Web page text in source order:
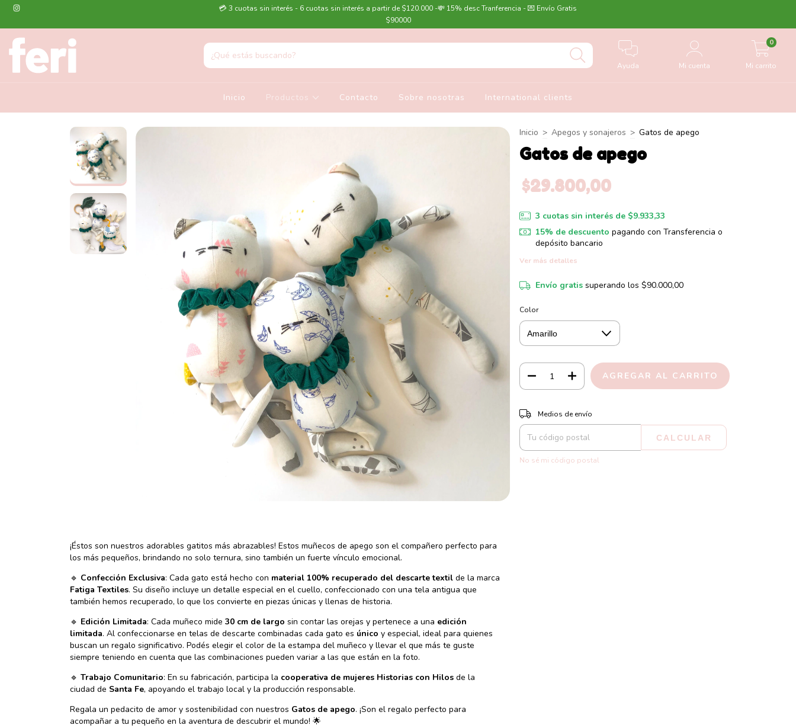
💳 3 cuotas sin interés - 6 cuotas sin interés a partir de $120.000 -💸 15% desc Tranferencia - 💌 Envío Gratis
$90000
Ayuda Mi cuenta Mi carrito
0
Inicio Productos Contacto Sobre nosotras International clients
¡Éstos son nuestros adorables gatitos más abrazables! Estos muñecos de apego son el compañero perfecto para
los más pequeños, brindando no solo ternura, sino también un fuerte vínculo emocional.
🔹 Confección Exclusiva: Cada gato está hecho con material 100% recuperado del descarte textil de la marca
Fatiga Textiles. Su diseño incluye un detalle especial en el cuello, confeccionado con una tela antigua que
también hemos recuperado, lo que los convierte en piezas únicas y llenas de historia.
🔹 Edición Limitada: Cada muñeco mide 30 cm de largo sin contar las orejas y pertenece a una edición
limitada. Al confeccionarse en telas de descarte combinadas cada gato es único y especial, ideal para quienes
buscan un regalo significativo. Podés elegir el color de la estampa del muñeco y llevar el que más te guste
siempre teniendo en cuenta que las combinaciones pueden variar a las que están en la foto.
🔹 Trabajo Comunitario: En su fabricación, participa la cooperativa de mujeres Historias con Hilos de la
ciudad de Santa Fe, apoyando el trabajo local y la producción responsable.
Regala un pedacito de amor y sostenibilidad con nuestros Gatos de apego. ¡Son el regalo perfecto para
acompañar a tu pequeño en la aventura de descubrir el mundo! 🌟
Inicio > Apegos y sonajeros > Gatos de apego
Gatos de apego
$29.800,00
3 cuotas sin interés de $9.933,33
15% de descuento pagando con Transferencia o
depósito bancario
Ver más detalles
Envío gratis superando los $90.000,00
Color
Entregas para el CP:
Medios de envío
CALCULAR
No sé mi código postal